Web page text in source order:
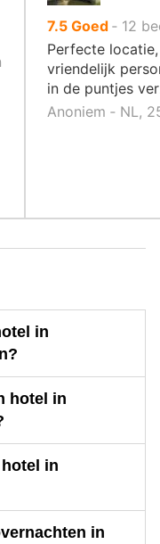
7.5uit
10
,
Goed ‐ 12
Perfecte
vriendelijk
in de puntjes
Anoniem ‐ NL,
in
hotel in
in
in